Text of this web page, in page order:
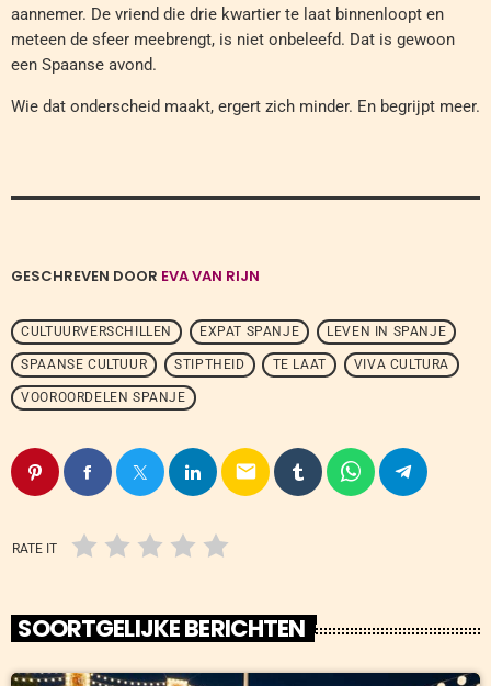
aannemer. De vriend die drie kwartier te laat binnenloopt en
meteen de sfeer meebrengt, is niet onbeleefd. Dat is gewoon
een Spaanse avond.
Wie dat onderscheid maakt, ergert zich minder. En begrijpt meer.
GESCHREVEN DOOR EVA VAN RIJN
CULTUURVERSCHILLEN EXPAT SPANJE LEVEN IN SPANJE
SPAANSE CULTUUR STIPTHEID TE LAAT VIVA CULTURA
VOOROORDELEN SPANJE
email
RATE IT
SOORTGELIJKE BERICHTEN